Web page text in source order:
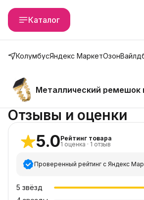
Каталог
КолумбусЯндекс МаркетОзон
Металлический ремешок
Отзывы и оценки
5.0Рейтинг товара
1 оценка · 1 отзыв
Проверенный рейтинг с Яндекс
5 звёзд